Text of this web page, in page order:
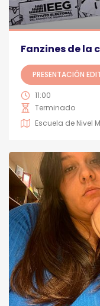
Fanzines de la
PRESENTACIÓN
11:00
Terminado
Escuela de Nivel